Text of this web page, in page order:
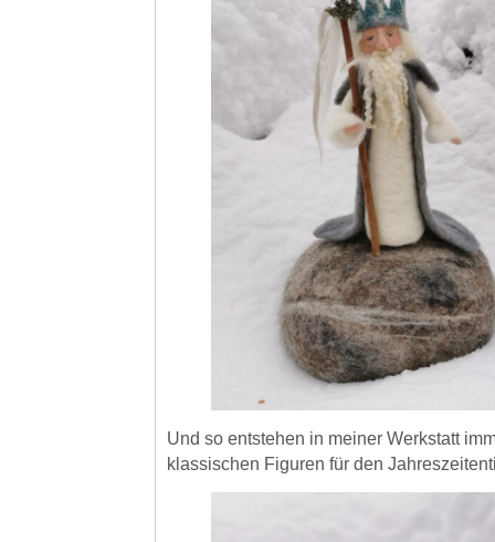
Und so entstehen in meiner Werkstatt
klassischen Figuren für den